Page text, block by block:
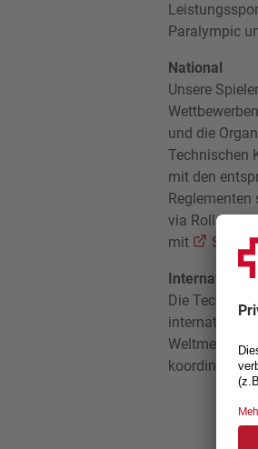
Paralympic
National
Unsere
und die
Technischen
mit den
via
mit
Swiss
International
Die
koordiniert.